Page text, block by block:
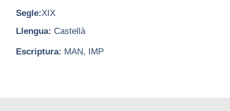
Segle:XIX
Llengua: Castellà
Escriptura: MAN, IMP